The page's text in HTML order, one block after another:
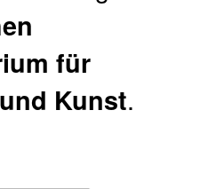
für
Kunst.